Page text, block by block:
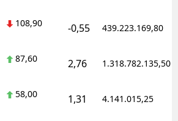
108,90 -0,55 439.223.169,80
87,60 2,76 1.318.782.135,50
58,00 1,31 4.141.015,25